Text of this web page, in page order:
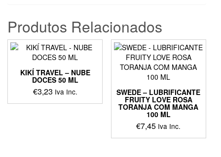
Produtos Relacionados
KIKÍ TRAVEL – NUBE
DOCES 50 ML
€3,23 Iva Inc. SWEDE – LUBRIFICANTE
FRUITY LOVE ROSA
TORANJA COM MANGA
100 ML
€7,45 Iva Inc.